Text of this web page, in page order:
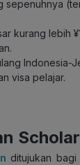
sepenuhnya
kurang lebih
Indonesia-
visa pelajar.
ditujukan bagi